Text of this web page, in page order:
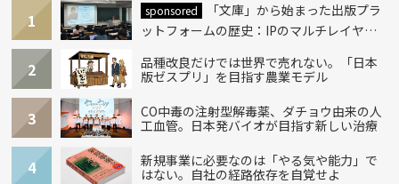
1 sponsored
「文庫」から始まった出版プラ
ットフォームの歴史：IPのマルチレイヤー
2
品種改良だけでは世界で売れない。「日本
版ゼスプリ」を目指す農業モデル
3
CO中毒の注射型解毒薬、ダチョウ由来の人
工血管。日本発バイオが目指す新しい治療
4
新規事業に必要なのは「やる気や能力」で
はない。自社の経路依存を自覚せよ